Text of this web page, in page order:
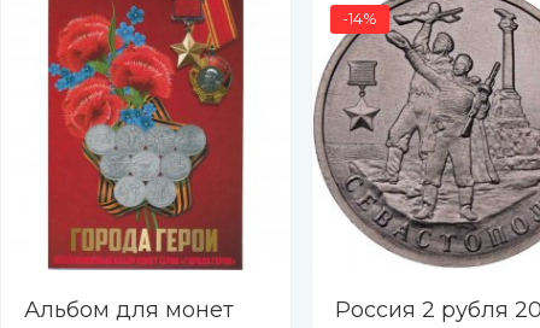
Альбом для монет
-14%
Россия 2 рубля